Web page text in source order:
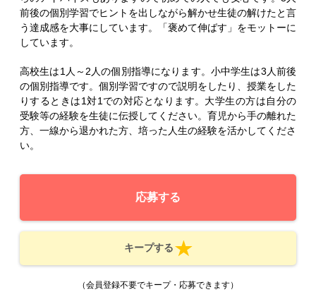
前後の個別学習でヒントを出しながら解かせ生徒の解けたと言
う達成感を大事にしています。「褒めて伸ばす」をモットーに
しています。
高校生は1人～2人の個別指導になります。小中学生は3人前後
の個別指導です。個別学習ですので説明をしたり、授業をした
りするときは1対1での対応となります。大学生の方は自分の
受験等の経験を生徒に伝授してください。育児から手の離れた
方、一線から退かれた方、培った人生の経験を活かしてくださ
い。
応募する
キープする
（会員登録不要でキープ・応募できます）